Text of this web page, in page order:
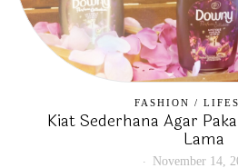
FASHION /
Kiat Sederhana Agar
Lama
November 14,